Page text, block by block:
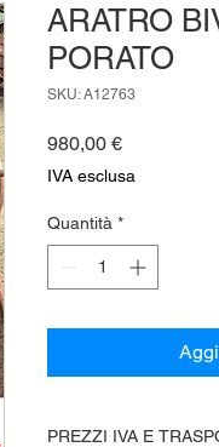
ARATRO
PORATO
SKU: A12763
980,00 €Prezzo
IVA esclusa
Quantità *
PREZZI IVA E